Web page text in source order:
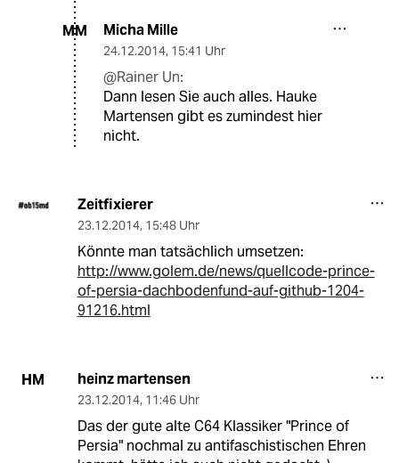
MM Micha Mille
24.12.2014, 15:41 Uhr
@Rainer Un:
Dann lesen Sie auch alles. Hauke
Martensen gibt es zumindest hier
nicht.
Zeitfixierer
23.12.2014, 15:48 Uhr
Könnte man tatsächlich umsetzen:
http://www.golem.de/news/quellcode-prince-
of-persia-dachbodenfund-auf-github-1204-
91216.html
HM heinz martensen
23.12.2014, 11:46 Uhr
Das der gute alte C64 Klassiker "Prince of
Persia" nochmal zu antifaschistischen Ehren